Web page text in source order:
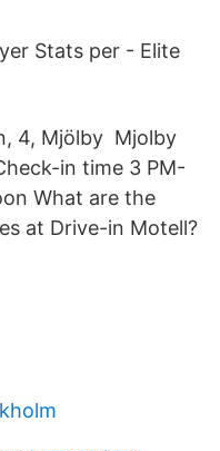
Stats per - Elite
4, Mjölby Mjolby
in time 3 PM-
What are the
at Drive-in Motell?